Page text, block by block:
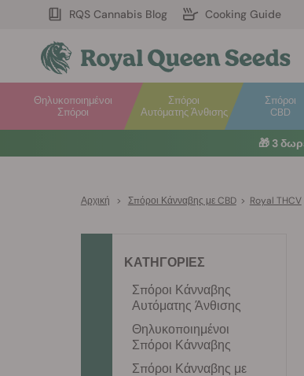
RQS Cannabis Blog Cooking Guide
Σπόροι
Αυτόματης Άνθισης
Θηλυκοποιημένοι
Σπόροι
Σπόροι
CBD
🎁 3
Αρχική > Σπόροι Κάνναβης με CBD > Royal THCV
ΚΑΤΗΓΟΡΙΕΣ
Σπόροι Κάνναβης
Αυτόματης Άνθισης
Θηλυκοποιημένοι
Σπόροι Κάνναβης
Σπόροι Κάνναβης με